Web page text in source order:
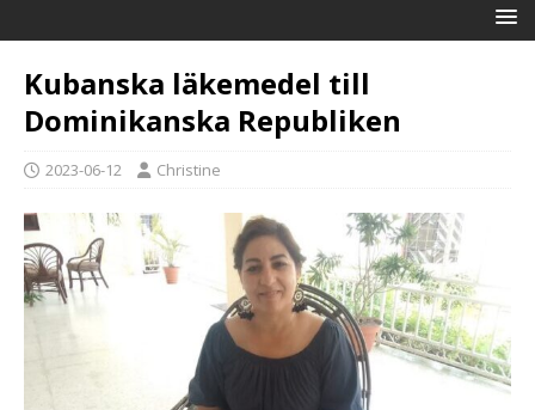
Kubanska läkemedel till
Dominikanska Republiken
2023-06-12 Christine